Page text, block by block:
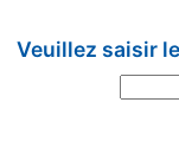
Veuillez saisir